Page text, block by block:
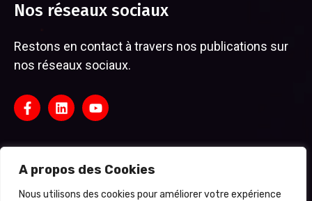
A propos des Cookies
Nous utilisons des cookies pour améliorer votre expérience
Nos réseaux sociaux
Restons en contact à travers nos publications sur
nos réseaux sociaux.